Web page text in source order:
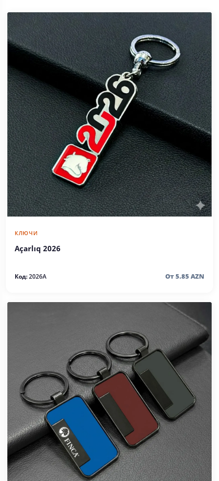
КЛЮЧИ
Açarlıq 2026
Код:2026A От 5.85 AZN